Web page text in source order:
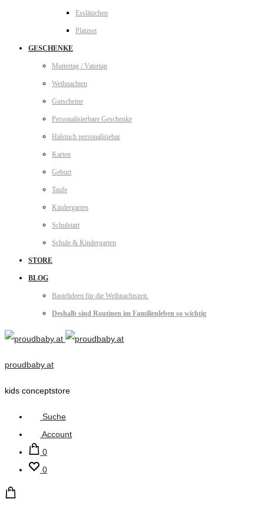
Esslätzchen
Platzset
GESCHENKE
Muttertag / Vatertag
Weihnachten
Gutscheine
Personalisierbare Geschenke
Halstuch personalisiebar
Karten
Geburt
Taufe
Kindergarten
Schulstart
Schule & Kindergarten
STORE
BLOG
Bastelideen für die Weihnachtszeit.
Deshalb sind Routinen im Familienleben so wichtig
proudbaby.at
kids conceptstore
Suche
Account
0
0